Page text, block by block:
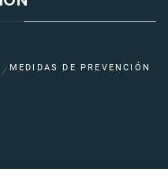
MEDIDAS DE PREVENCIÓN